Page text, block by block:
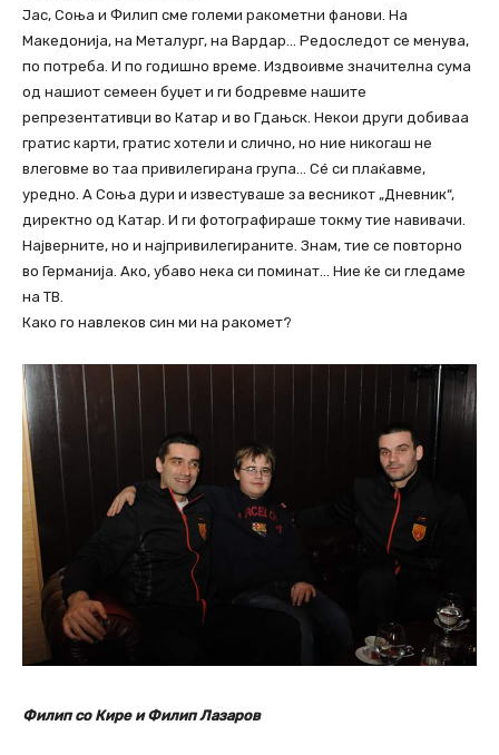
Јас, Соња и Филип сме големи ракометни фанови. На
Македонија, на Металург, на Вардар… Редоследот се менува,
по потреба. И по годишно време. Издвоивме значителна сума
од нашиот семеен буџет и ги бодревме нашите
репрезентативци во Катар и во Гдањск. Некои други добиваа
гратис карти, гратис хотели и слично, но ние никогаш не
влеговме во таа привилегирана група… Сé си плаќавме,
уредно. А Соња дури и известуваше за весникот „Дневник“,
директно од Катар. И ги фотографираше токму тие навивачи.
Најверните, но и најпривилегираните. Знам, тие се повторно
во Германија. Ако, убаво нека си поминат… Ние ќе си гледаме
на ТВ.
Како го навлеков син ми на ракомет?
Филип со Кире и Филип Лазаров